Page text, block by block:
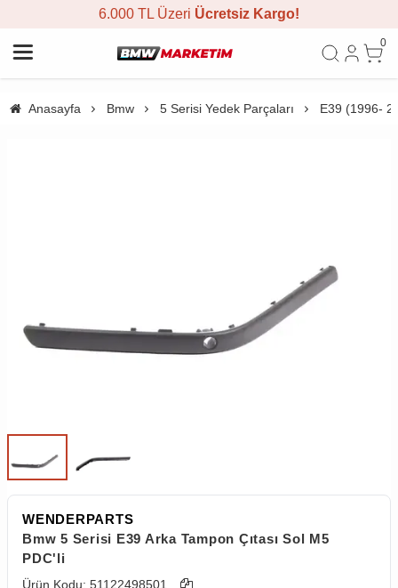
6.000 TL Üzeri Ücretsiz Kargo!
0
Anasayfa Bmw 5 Serisi Yedek Parçaları E39 (1996-
WENDERPARTS
Bmw 5 Serisi E39 Arka Tampon Çıtası Sol M5
PDC'li
Ürün Kodu: 51122498501